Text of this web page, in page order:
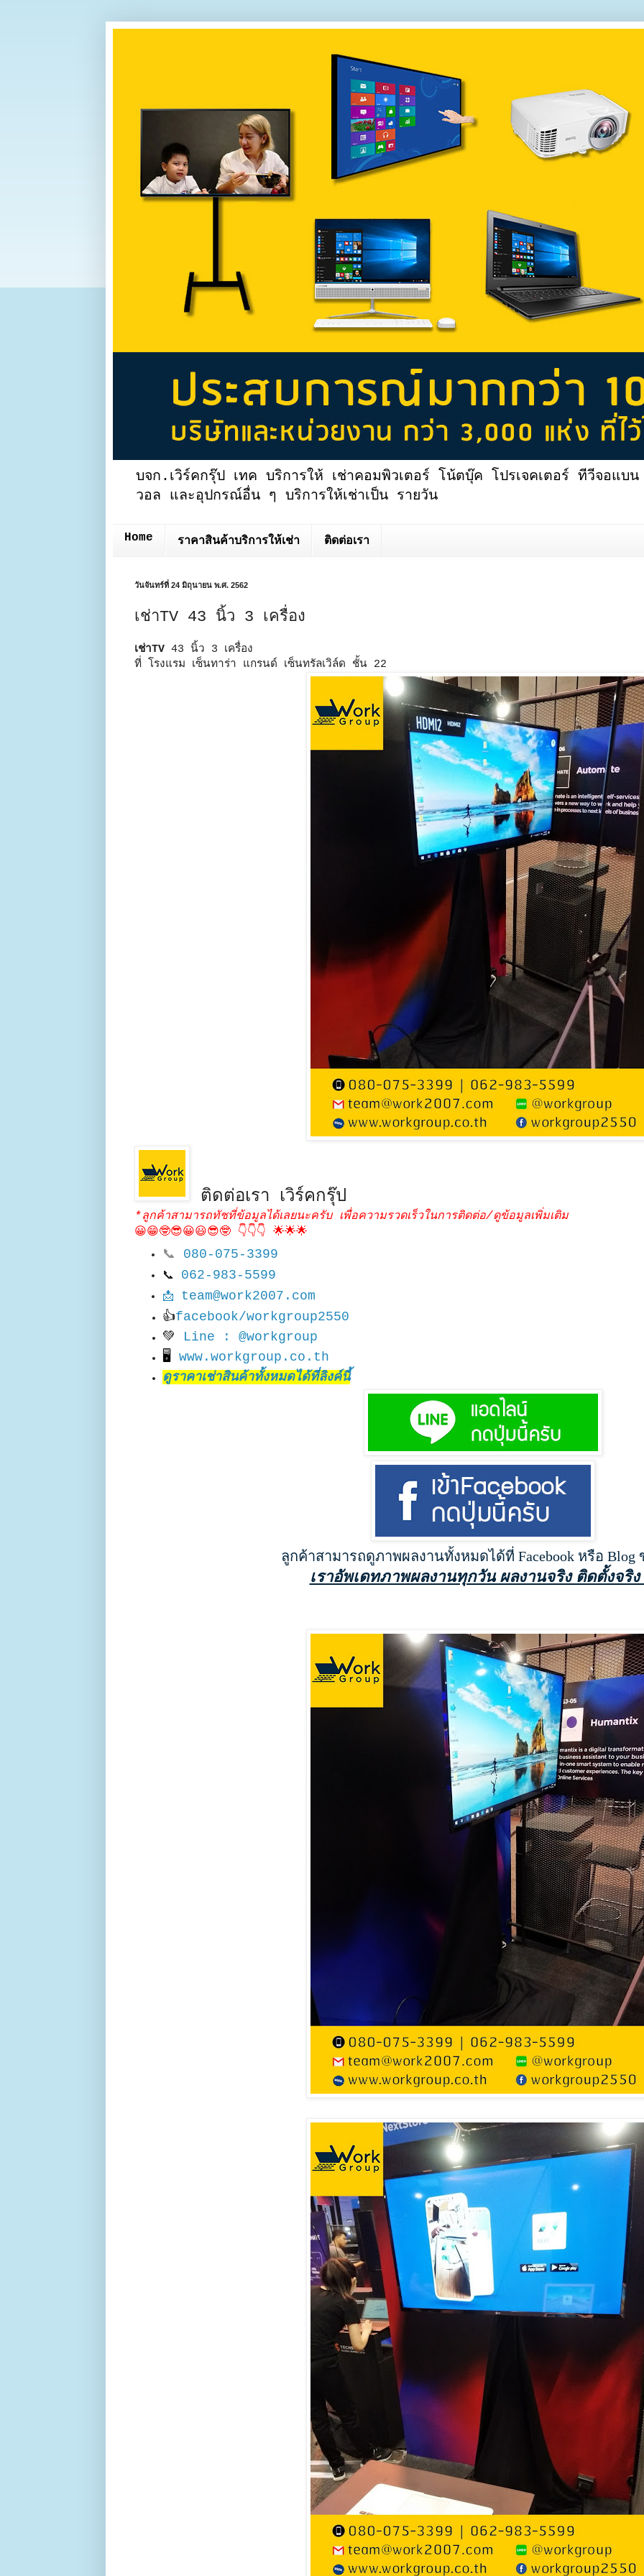
บจก.เวิร์คกรุ๊ป เทค บริการให้ เช่าคอมพิวเตอร์ โน้ตบุ๊ค โปรเจคเตอร์ ทีวีจอแ
วอล และอุปกรณ์อื่น ๆ บริการให้เช่าเป็น รายวัน
Home ราคาสินค้าบริการให้เช่า ติดต่อเรา
วันจันทร์ที่ 24 มิถุนายน พ.ศ. 2562
เช่าTV 43 นิ้ว 3 เครื่อง
เช่าTV 43 นิ้ว 3 เครื่อง
ที่ โรงแรม เซ็นทาร่า แกรนด์ เซ็นทรัลเวิล์ด ชั้น 22
ติดต่อเรา เวิร์คกรุ๊ป
*ลูกค้าสามารถทัชที่ข้อมูลได้เลยนะครับ เพื่อความรวดเร็วในการติดต่อ/ดูข้อมูลเพิ่มเติม
😀😁🤓😎😀😃😎🤓 👇👇👇 🌟🌟🌟
📞 080-075-3399
📞 062-983-5599
📩 team@work2007.com
👍facebook/workgroup2550
💚
Line : @workgroup
🖥 www.workgroup.co.th
ดูราคาเช่าสินค้าทั้งหมดได้ที่ลิงค์นี้
ลูกค้าสามารถดูภาพผลงานทั้งหมดได้ที่ Facebook หรือ Blog
เราอัพเดทภาพผลงานทุกวัน ผลงานจริง ติดตั้งจริ